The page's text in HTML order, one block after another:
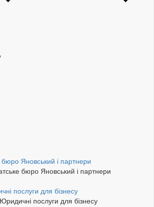
бюро Яновський і партнери
бюро Яновський і партнери
послуги для бізнесу
Юридичні послуги для бізнесу